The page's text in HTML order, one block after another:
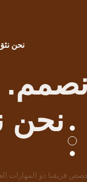
نصمم. نحن نبني.
يتخصص فريقنا ذو